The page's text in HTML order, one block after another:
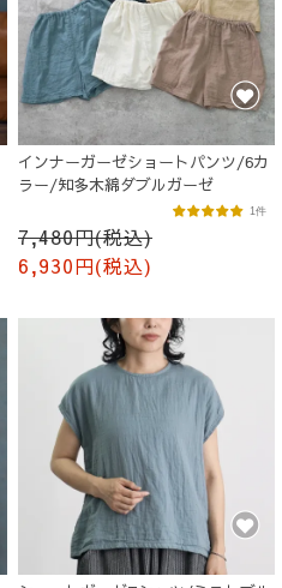
インナーガーゼショートパンツ/6カ
ラー/知多木綿ダブルガーゼ
7,480円(税込)
6,930円(税込)
1件